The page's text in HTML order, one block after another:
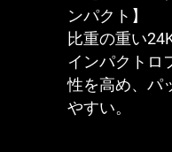
ンパクト】
比重の重い
インパクトロ
性を高め、パ
やすい。